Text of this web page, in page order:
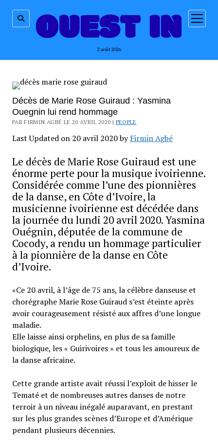
2 août 2026
ouvrir
menu
Décès de Marie Rose Guiraud : Yasmina
Ouegnin lui rend hommage
PAR FIRMIN AGBÉ LE 20 AVRIL 2020 | PEOPLE
Last Updated on 20 avril 2020 byFirmin Agbé
Le décès de Marie Rose Guiraud est une
énorme perte pour la musique ivoirienne.
Considérée comme l’une des pionnières
de la danse, en Côte d’Ivoire, la
musicienne ivoirienne est décédée dans
la journée du lundi 20 avril 2020. Yasmina
Ouégnin, députée de la commune de
Cocody, a rendu un hommage particulier
à la pionnière de la danse en Côte
d’Ivoire.
«Ce 20 avril, à l’âge de 75 ans, la célèbre danseuse et
chorégraphe Marie Rose Guiraud s’est éteinte après
avoir courageusement résisté aux affres d’une longue
maladie.
Elle laisse ainsi orphelins, en plus de sa famille
biologique, les « Guirivoires » et tous les amoureux de
la danse africaine.
Cette grande artiste avait réussi l’exploit de hisser le
Tematé et de nombreuses autres danses de notre
terroir à un niveau inégalé auparavant, en prestant
sur les plus grandes scènes d’Europe et d’Amérique
pendant plusieurs décennies.